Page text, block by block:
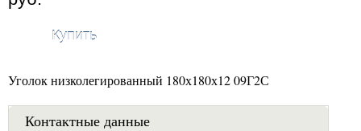
Купить
Уголок низколегированный 180х180х12 09Г2С
Контактные данные